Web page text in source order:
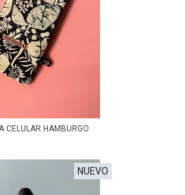
CELULAR HAMBURGO
NUEVO